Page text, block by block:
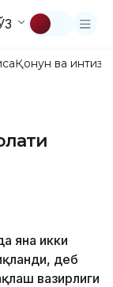
Қонун ва
яна икки
деб
вазирлиги